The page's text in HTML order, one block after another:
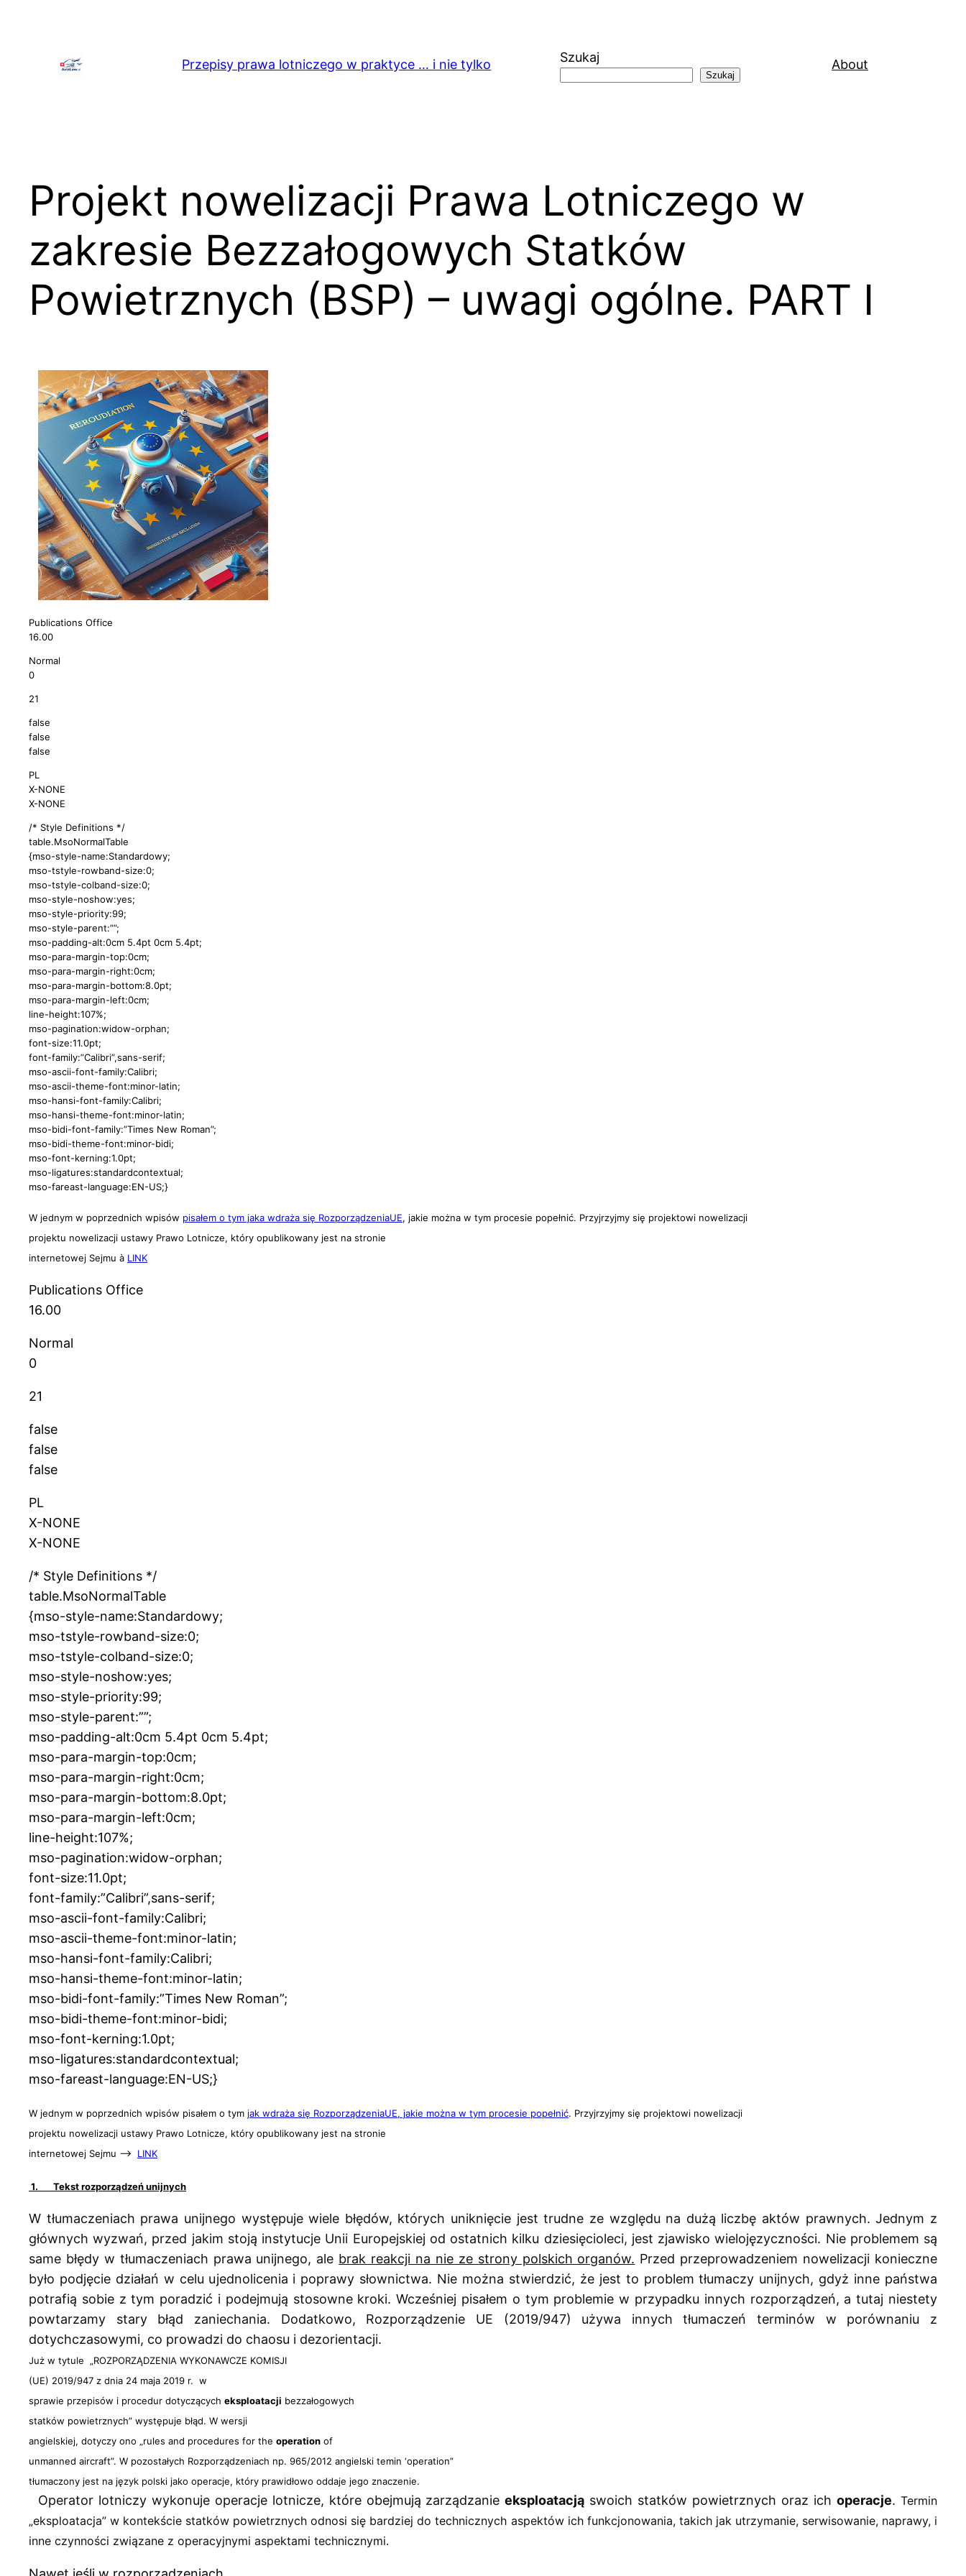
Przepisy prawa lotniczego w praktyce … i nie tylko Szukaj
Szukaj
About
Projekt nowelizacji Prawa Lotniczego w
zakresie Bezzałogowych Statków
Powietrznych (BSP) – uwagi ogólne. PART I
Publications Office
16.00
Normal
0
21
false
false
false
PL
X-NONE
X-NONE
/* Style Definitions */
table.MsoNormalTable
{mso-style-name:Standardowy;
mso-tstyle-rowband-size:0;
mso-tstyle-colband-size:0;
mso-style-noshow:yes;
mso-style-priority:99;
mso-style-parent:””;
mso-padding-alt:0cm 5.4pt 0cm 5.4pt;
mso-para-margin-top:0cm;
mso-para-margin-right:0cm;
mso-para-margin-bottom:8.0pt;
mso-para-margin-left:0cm;
line-height:107%;
mso-pagination:widow-orphan;
font-size:11.0pt;
font-family:”Calibri”,sans-serif;
mso-ascii-font-family:Calibri;
mso-ascii-theme-font:minor-latin;
mso-hansi-font-family:Calibri;
mso-hansi-theme-font:minor-latin;
mso-bidi-font-family:”Times New Roman”;
mso-bidi-theme-font:minor-bidi;
mso-font-kerning:1.0pt;
mso-ligatures:standardcontextual;
mso-fareast-language:EN-US;}
W jednym w poprzednich wpisów pisałem o tym jaka wdraża się RozporządzeniaUE, jakie można w tym procesie popełnić. Przyjrzyjmy się projektowi nowelizacji
projektu nowelizacji ustawy Prawo Lotnicze, który opublikowany jest na stronie
internetowej Sejmu à LINK
Publications Office
16.00
Normal
0
21
false
false
false
PL
X-NONE
X-NONE
/* Style Definitions */
table.MsoNormalTable
{mso-style-name:Standardowy;
mso-tstyle-rowband-size:0;
mso-tstyle-colband-size:0;
mso-style-noshow:yes;
mso-style-priority:99;
mso-style-parent:””;
mso-padding-alt:0cm 5.4pt 0cm 5.4pt;
mso-para-margin-top:0cm;
mso-para-margin-right:0cm;
mso-para-margin-bottom:8.0pt;
mso-para-margin-left:0cm;
line-height:107%;
mso-pagination:widow-orphan;
font-size:11.0pt;
font-family:”Calibri”,sans-serif;
mso-ascii-font-family:Calibri;
mso-ascii-theme-font:minor-latin;
mso-hansi-font-family:Calibri;
mso-hansi-theme-font:minor-latin;
mso-bidi-font-family:”Times New Roman”;
mso-bidi-theme-font:minor-bidi;
mso-font-kerning:1.0pt;
mso-ligatures:standardcontextual;
mso-fareast-language:EN-US;}
W jednym w poprzednich wpisów pisałem o tym jak wdraża się RozporządzeniaUE, jakie można w tym procesie popełnić. Przyjrzyjmy się projektowi nowelizacji
projektu nowelizacji ustawy Prawo Lotnicze, który opublikowany jest na stronie
internetowej Sejmu –> LINK
1. Tekst rozporządzeń unijnych
W tłumaczeniach prawa unijnego występuje wiele błędów, których uniknięcie jest trudne ze względu na dużą liczbę aktów prawnych. Jednym z
głównych wyzwań, przed jakim stoją instytucje Unii Europejskiej od ostatnich kilku dziesięcioleci, jest zjawisko wielojęzyczności. Nie problemem są
same błędy w tłumaczeniach prawa unijnego, ale brak reakcji na nie ze strony polskich organów. Przed przeprowadzeniem nowelizacji konieczne
było podjęcie działań w celu ujednolicenia i poprawy słownictwa. Nie można stwierdzić, że jest to problem tłumaczy unijnych, gdyż inne państwa
potrafią sobie z tym poradzić i podejmują stosowne kroki. Wcześniej pisałem o tym problemie w przypadku innych rozporządzeń, a tutaj niestety
powtarzamy stary błąd zaniechania. Dodatkowo, Rozporządzenie UE (2019/947) używa innych tłumaczeń terminów w porównaniu z
dotychczasowymi, co prowadzi do chaosu i dezorientacji.
Już w tytule
„ROZPORZĄDZENIA WYKONAWCZE KOMISJI
(UE) 2019/947 z dnia 24 maja 2019 r. w
sprawie przepisów i procedur dotyczących eksploatacji bezzałogowych
statków powietrznych” występuje błąd. W wersji
angielskiej, dotyczy ono „rules and procedures for the operation of
unmanned aircraft”. W pozostałych Rozporządzeniach np. 965/2012 angielski temin ‘operation”
tłumaczony jest na język polski jako operacje, który prawidłowo oddaje jego znaczenie.
Operator lotniczy wykonuje operacje lotnicze, które obejmują zarządzanie eksploatacją swoich statków powietrznych oraz ich operacje. Termin
„eksploatacja” w kontekście statków powietrznych odnosi się bardziej do technicznych aspektów ich funkcjonowania, takich jak utrzymanie, serwisowanie, naprawy, i
inne czynności związane z operacyjnymi aspektami technicznymi.